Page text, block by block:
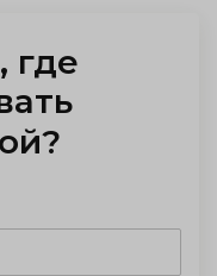
где
?